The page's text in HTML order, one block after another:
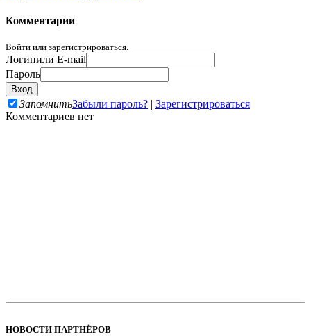
Комментарии
Войти или зарегистрироваться.
Логинили E-mail
Пароль
ЗапомнитьЗабыли пароль? | Зарегистрироваться
Комментариев нет
НОВОСТИ ПАРТНЁРОВ